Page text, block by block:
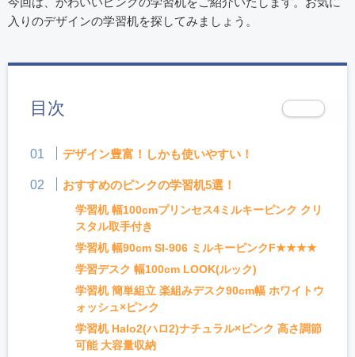
入りのデザインの学習机を探してみましょう。
目次
デザイン豊富！しかも使いやすい！
おすすめのピンクの学習机5選！
学習机 幅100cmプリンセス4ミルキーピンク クリ
スタル取手付き
学習机 幅90cm SI-906 ミルキーピンクF★★★★
学習デスク 幅100cm LOOK(ルック)
学習机 簡単組立 楽組みデスク90cm幅 ホワイトウ
ォッシュ×ピンク
学習机 Halo2(ハロ2)ナチュラル×ピンク 高さ調節
可能 大容量収納